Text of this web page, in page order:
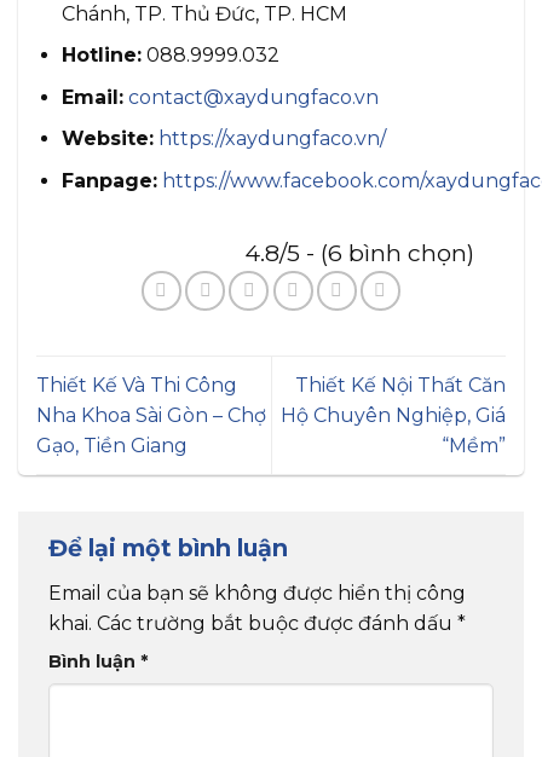
Chánh, TP. Thủ Đức, TP. HCM
Hotline:088.9999.032
Email:contact@xaydungfaco.vn
Website:https://xaydungfaco.vn/
Fanpage: https://www.facebook.com/
4.8/5 - (6 bình chọn)
Thiết Kế Và Thi Công
Nha Khoa Sài Gòn – Chợ
Gạo, Tiền Giang
Thiết Kế Nội Thất Căn
Hộ Chuyên Nghiệp, Giá
“Mềm”
Để lại một bình luận
Email của bạn sẽ không được hiển thị công
khai. Các trường bắt buộc được đánh dấu *
Bình luận *